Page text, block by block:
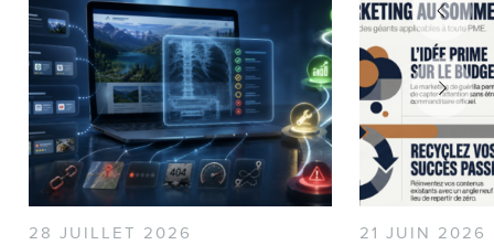
28 JUILLET 2026 21 JUIN 2026